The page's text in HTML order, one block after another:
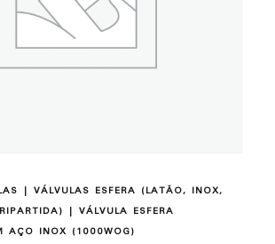
|VÁLVULAS ESFERA (LATÃO, INOX,
| VÁLVULA ESFERA
AÇO INOX (1000WOG)